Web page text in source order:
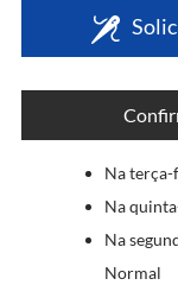
Na terça-
Na
Na
Normal